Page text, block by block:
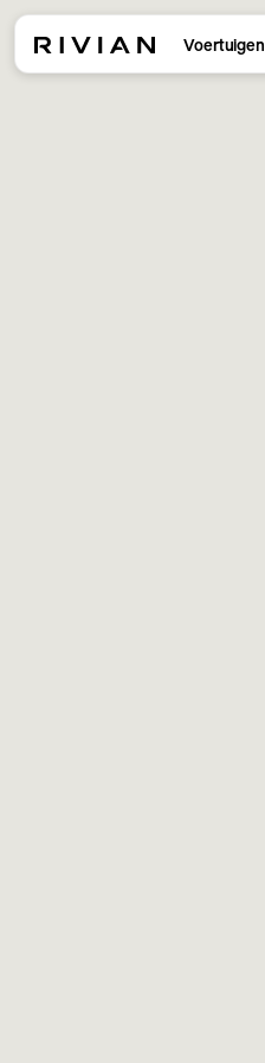
Voertuigen